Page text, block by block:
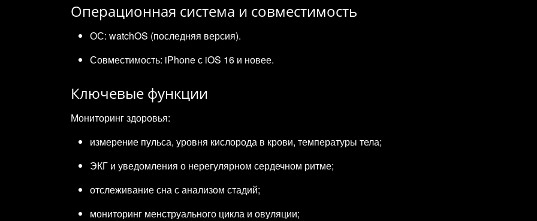
Операционная система и совместимость
ОС: watchOS (последняя версия).
Совместимость: iPhone с iOS 16 и новее.
Ключевые функции
Мониторинг здоровья:
измерение пульса, уровня кислорода в крови, температуры тела;
ЭКГ и уведомления о нерегулярном сердечном ритме;
отслеживание сна с анализом стадий;
мониторинг менструального цикла и овуляции;